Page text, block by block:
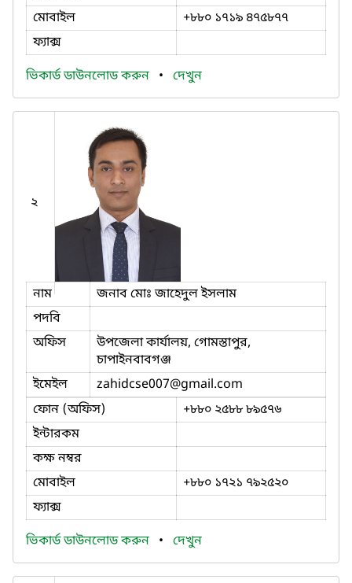
মোবাইল
+৮৮০ ১৭১৯ ৪৭৫৮৭৭
ফ্যাক্স
ভিকার্ড ডাউনলোড করুন • দেখুন
২
নাম
জনাব মোঃ জাহেদুল ইসলাম
পদবি
অফিস
উপজেলা কার্যালয়, গোমস্তাপুর,
চাপাইনবাবগঞ্জ
ইমেইল
zahidcse007@gmail.com
ফোন (অফিস)
+৮৮০ ২৫৮৮ ৮৯৫৭৬
ইন্টারকম
কক্ষ নম্বর
মোবাইল
+৮৮০ ১৭২১ ৭৯২৫২০
ফ্যাক্স
ভিকার্ড ডাউনলোড করুন • দেখুন